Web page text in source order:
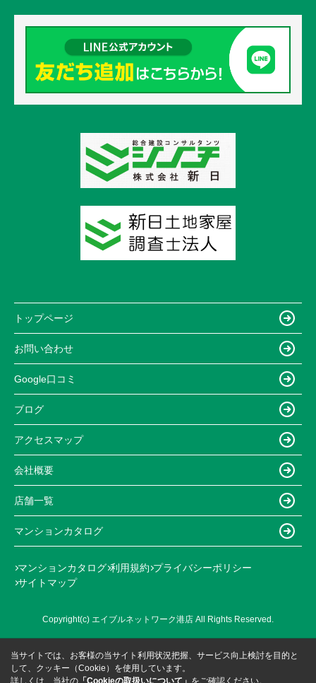
トップページ
お問い合わせ
Google口コミ
ブログ
アクセスマップ
会社概要
店舗一覧
マンションカタログ
マンションカタログ 利用規約 プライバシーポリシー
サイトマップ
Copyright(c) エイブルネットワーク港店 All Rights Reserved.
当サイトでは、お客様の当サイト利用状況把握、サービス向上検討を目的と
して、クッキー（Cookie）を使用しています。
詳しくは、当社の 「Cookieの取扱いについて」 をご確認ください。